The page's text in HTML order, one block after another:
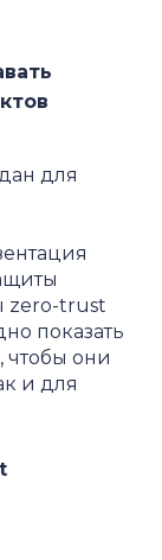
для
zero-trust
показать
чтобы они
и для